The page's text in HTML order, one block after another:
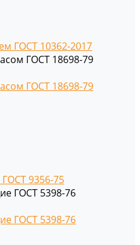
ГОСТ 10362-2017
ГОСТ 18698-79
ГОСТ 18698-79
ГОСТ 9356-75
ГОСТ 5398-76
ГОСТ 5398-76